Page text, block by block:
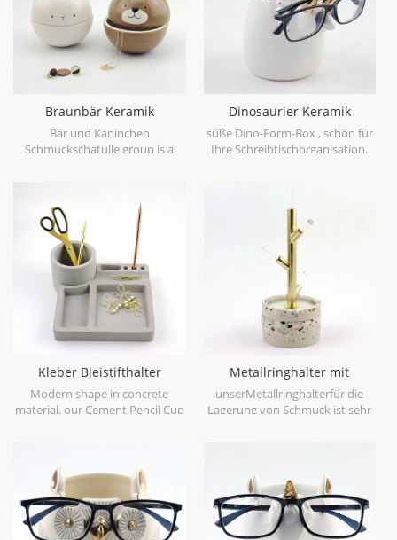
Braunbär Keramik
Schmuckstück und
Schmuckschatulle
Bär und Kaninchen
Schmuckschatulle group is a
Dinosaurier Keramik
Stifthalter Gläser Halter
süße Dino-Form-Box , schön für
Ihre Schreibtischorganisation.
Kleber Bleistifthalter
Stationärer Organizer
Modern shape in concrete
material, our Cement Pencil Cup
Metallringhalter mit
Zementsockel
unserMetallringhalterfür die
Lagerung von Schmuck ist sehr